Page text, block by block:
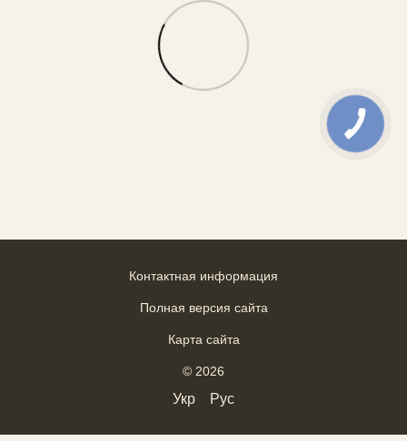
Контактная информация
Полная версия сайта
Карта сайта
© 2026
Укр Рус